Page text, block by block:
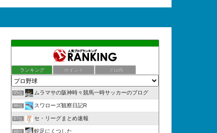
ランキング ポイント ブロ画
95位 ムラマサの阪神時々競馬一時サッカーのブログ
96位 スワローズ観察日記R
97位 セ・リーグまとめ速報
98位 蛇足にくつした